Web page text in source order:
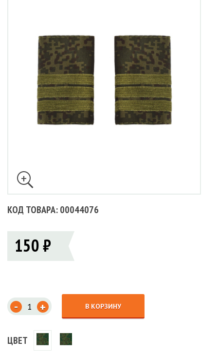
КОД ТОВАРА: 00044076
150 ₽
- + В КОРЗИНУ
ЦВЕТ